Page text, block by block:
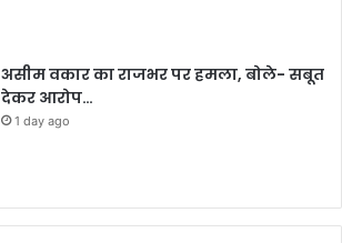
असीम वकार का राजभर पर हमला, बोले- सबूत
देकर आरोप…
1 day ago